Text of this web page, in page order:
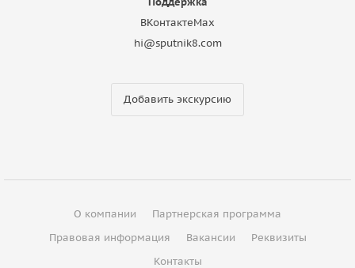
ВКонтактеMax
hi@sputnik8.com
Добавить экскурсию
О компании
Партнерская программа
Правовая информация
Вакансии
Реквизиты
Контакты